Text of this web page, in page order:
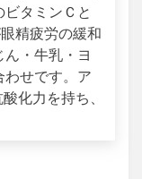
タミンＣと
精疲労の緩和
・牛乳・ヨ
わせです。ア
化力を持ち、